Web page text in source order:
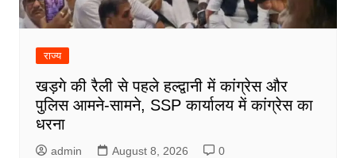
राज्य
खड़गे की रैली से पहले हल्द्वानी में कांग्रेस और
पुलिस आमने-सामने, SSP कार्यालय में कांग्रेस का
धरना
admin August 8, 2026 0